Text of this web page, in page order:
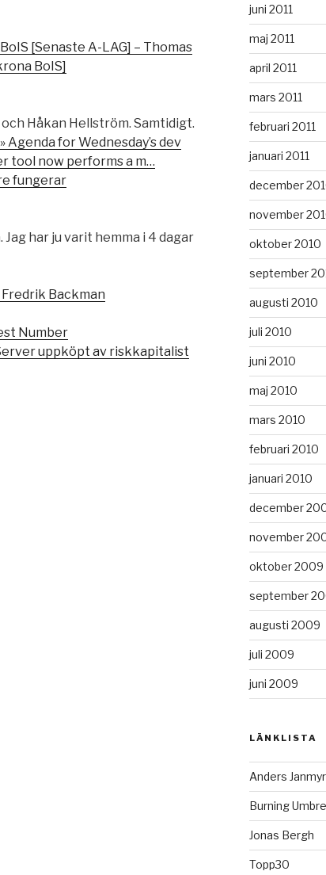
[Senaste A-LAG] – Thomas
BoIS]
Håkan Hellström. Samtidigt.
for Wednesday’s dev
tool now performs a m…
fungerar
Jag har ju varit hemma i 4 dagar
Backman
Number
uppköpt av riskkapitalist
juni 2011
maj 2011
april 2011
mars 2011
februari 2011
januari 2011
december
november
oktober 2010
september
augusti 2010
juli 2010
juni 2010
maj 2010
mars 2010
februari 2010
januari 2010
december
november
oktober 2009
september
augusti 2009
juli 2009
juni 2009
LÄNKLISTA
Anders Janmyr
Burning
Jonas Bergh
Topp30